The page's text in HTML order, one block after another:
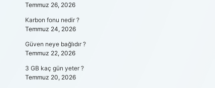
Temmuz 26, 2026
Karbon fonu nedir ?
Temmuz 24, 2026
Güven neye bağlıdır ?
Temmuz 22, 2026
3 GB kaç gün yeter ?
Temmuz 20, 2026